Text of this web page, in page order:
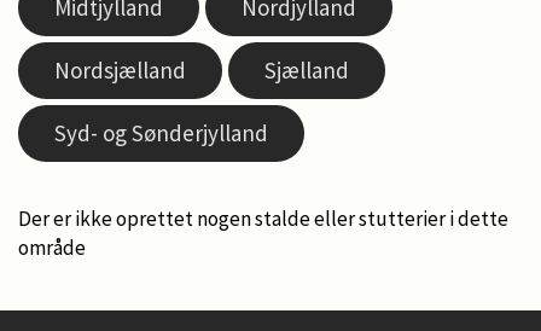
Midtjylland Nordjylland
Nordsjælland Sjælland
Syd- og Sønderjylland
Der er ikke oprettet nogen stalde eller stutterier i dette
område